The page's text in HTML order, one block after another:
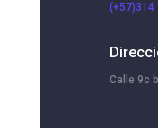
(+57)314
Calle 9c